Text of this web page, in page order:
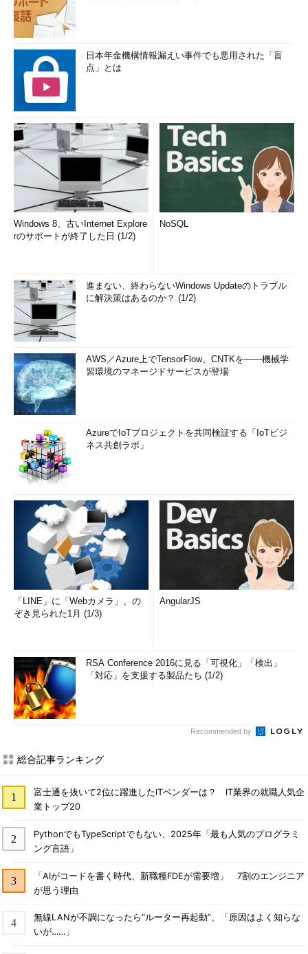
日本年金機構情報漏えい事件でも悪用された「盲
点」とは
Windows 8、古いInternet Explore
rのサポートが終了した日 (1/2)
NoSQL
進まない、終わらないWindows Updateのトラブル
に解決策はあるのか？ (1/2)
AWS／Azure上でTensorFlow、CNTKを――機械学
習環境のマネージドサービスが登場
AzureでIoTプロジェクトを共同検証する「IoTビジ
ネス共創ラボ」
「LINE」に「Webカメラ」、の
ぞき見られた1月 (1/3)
AngularJS
RSA Conference 2016に見る「可視化」「検出」
「対応」を支援する製品たち (1/2)
Recommended by
総合記事ランキング
富士通を抜いて2位に躍進したITベンダーは？ IT業界の就職人気企
業トップ20
PythonでもTypeScriptでもない、2025年「最も人気のプログラミ
ング言語」
「AIがコードを書く時代、新職種FDEが需要増」 7割のエンジニア
が思う理由
無線LANが不調になったら“ルーター再起動”、「原因はよく知らな
いが……」